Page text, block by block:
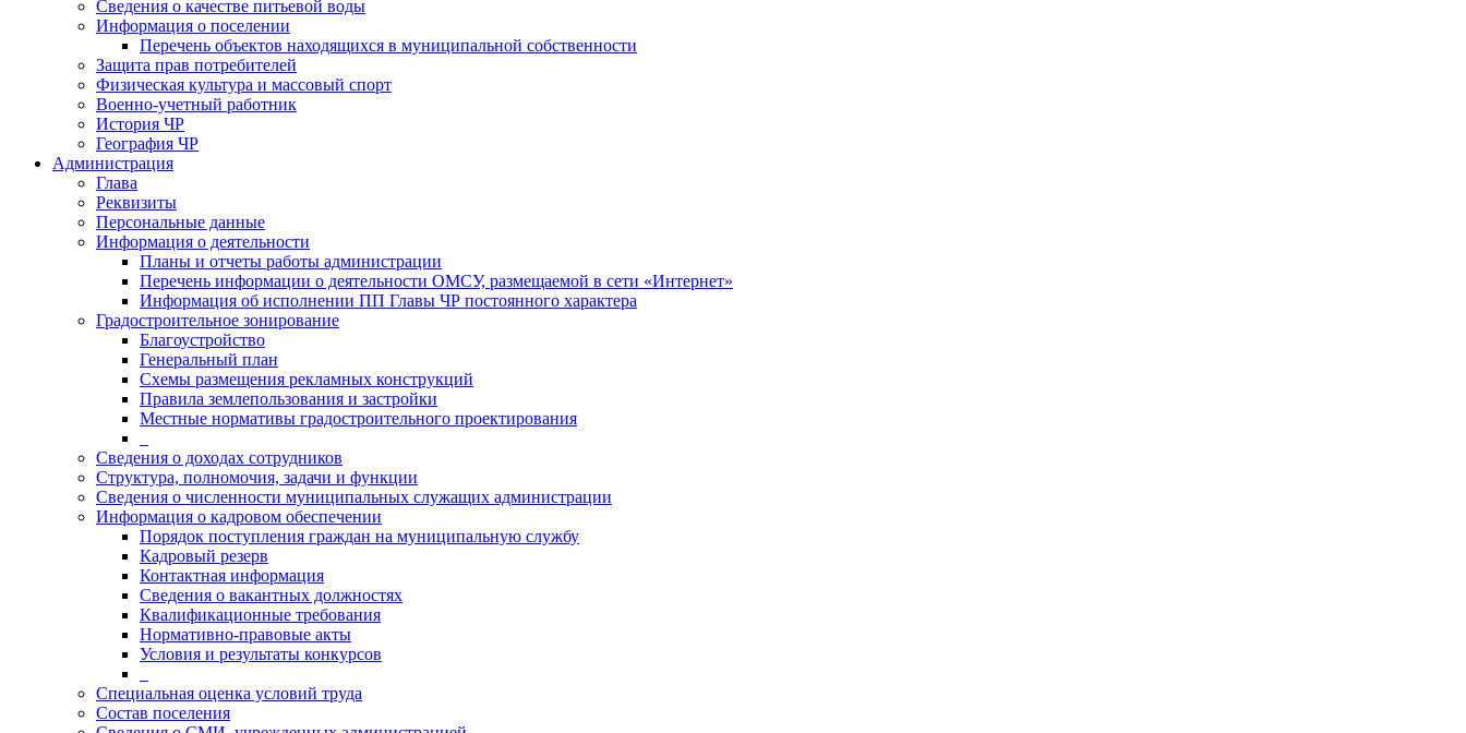
Сведения о качестве питьевой воды
Информация о поселении
Перечень объектов находящихся в муниципальной собственности
Защита прав потребителей
Физическая культура и массовый спорт
Военно-учетный работник
История ЧР
География ЧР
Администрация
Глава
Реквизиты
Персональные данные
Информация о деятельности
Планы и отчеты работы администрации
Перечень информации о деятельности ОМСУ, размещаемой в сети «Интернет»
Информация об исполнении ПП Главы ЧР постоянного характера
Градостроительное зонирование
Благоустройство
Генеральный план
Схемы размещения рекламных конструкций
Правила землепользования и застройки
Местные нормативы градостроительного проектирования
Сведения о доходах сотрудников
Структура, полномочия, задачи и функции
Сведения о численности муниципальных служащих администрации
Информация о кадровом обеспечении
Порядок поступления граждан на муниципальную службу
Кадровый резерв
Контактная информация
Сведения о вакантных должностях
Квалификационные требования
Нормативно-правовые акты
Условия и результаты конкурсов
Специальная оценка условий труда
Состав поселения